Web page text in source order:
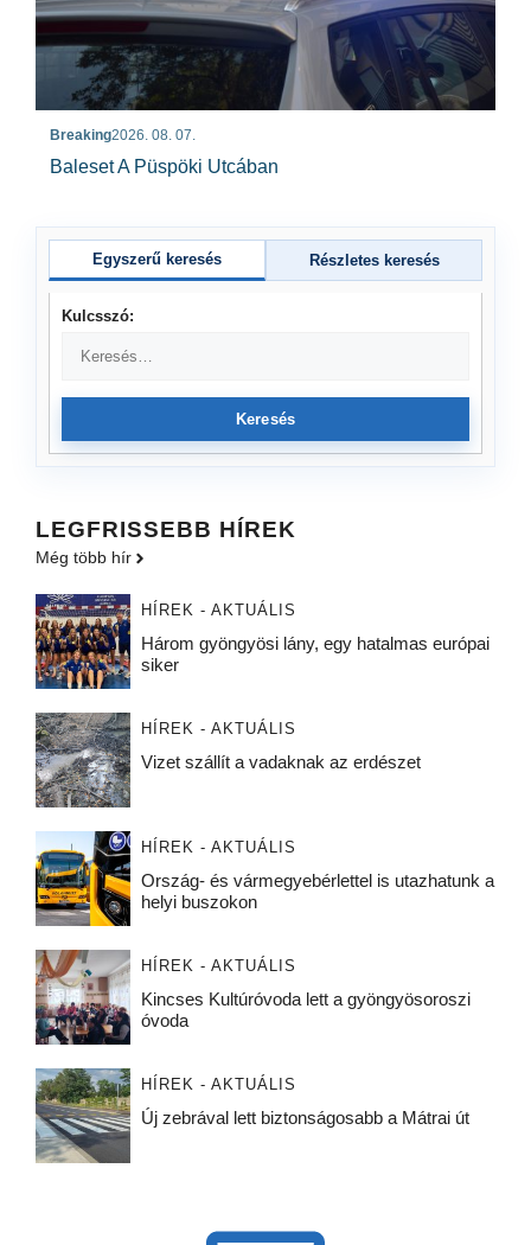
Breaking2026. 08. 07.
Baleset A Püspöki Utcában
Egyszerű keresés Részletes keresés
Kulcsszó:
Keresés
LEGFRISSEBB HÍREK
Még több hír
HÍREK - AKTUÁLIS
Három gyöngyösi lány, egy hatalmas európai
siker
HÍREK - AKTUÁLIS
Vizet szállít a vadaknak az erdészet
HÍREK - AKTUÁLIS
Ország- és vármegyebérlettel is utazhatunk a
helyi buszokon
HÍREK - AKTUÁLIS
Kincses Kultúróvoda lett a gyöngyösoroszi
óvoda
HÍREK - AKTUÁLIS
Új zebrával lett biztonságosabb a Mátrai út